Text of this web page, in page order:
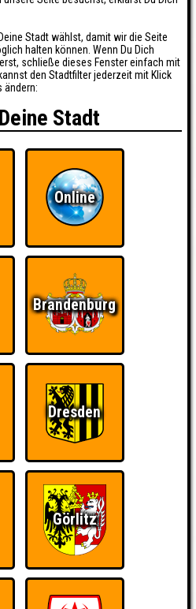
Stadt wählst, damit wir die Seite
halten können. Wenn Du Dich
schließe dieses Fenster einfach mit
den Stadtfilter jederzeit mit Klick
ändern:
Stadt
Online
Brandenburg
Dresden
Görlitz